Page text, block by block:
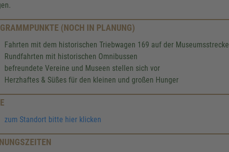
(NOCH IN PLANUNG)
Fahrten mit dem historischen Triebwagen 169 auf der Museumsstrecke
Rundfahrten mit historischen Omnibussen
befreundete Vereine und Museen stellen sich vor
Herzhaftes & Süßes für den kleinen und großen Hunger
zum Standort bitte hier klicken